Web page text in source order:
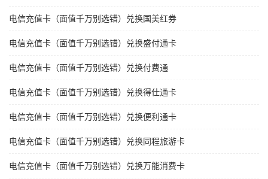
电信充值卡（面值千万别选错）兑换国美红券
电信充值卡（面值千万别选错）兑换盛付通卡
电信充值卡（面值千万别选错）兑换付费通
电信充值卡（面值千万别选错）兑换得仕通卡
电信充值卡（面值千万别选错）兑换便利通卡
电信充值卡（面值千万别选错）兑换同程旅游卡
电信充值卡（面值千万别选错）兑换万能消费卡